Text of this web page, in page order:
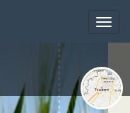
Toggle
Toggle